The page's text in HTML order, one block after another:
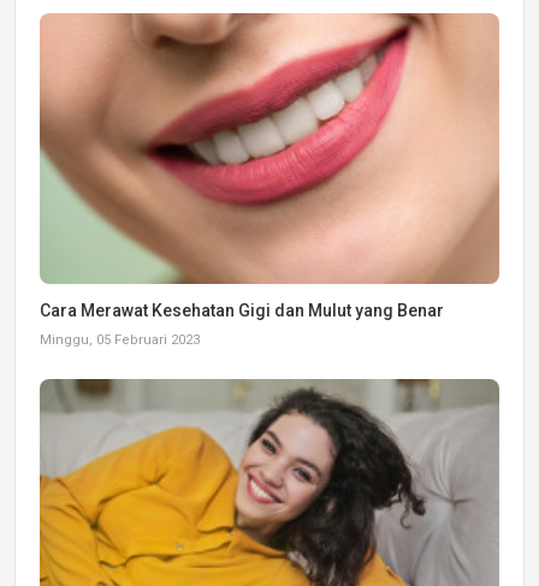
Cara Merawat Kesehatan Gigi dan Mulut yang Benar
Minggu, 05 Februari 2023